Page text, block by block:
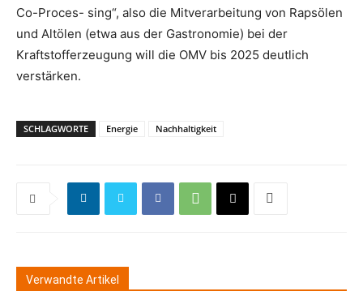
Co-Proces- sing“, also die Mitverarbeitung von Rapsölen
und Altölen (etwa aus der Gastronomie) bei der
Kraftstofferzeugung will die OMV bis 2025 deutlich
verstärken.
SCHLAGWORTE Energie Nachhaltigkeit
Verwandte Artikel